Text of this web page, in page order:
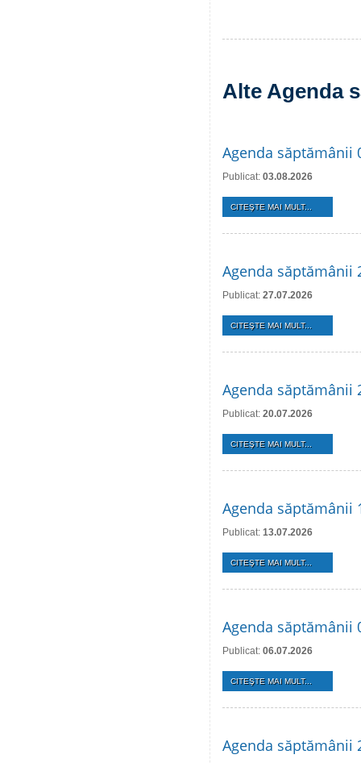
Alte Agenda
Agenda săptămânii
Publicat: 03.08.2026
CITEŞTE MAI MULT...
Agenda săptămânii
Publicat: 27.07.2026
CITEŞTE MAI MULT...
Agenda săptămânii
Publicat: 20.07.2026
CITEŞTE MAI MULT...
Agenda săptămânii
Publicat: 13.07.2026
CITEŞTE MAI MULT...
Agenda săptămânii
Publicat: 06.07.2026
CITEŞTE MAI MULT...
Agenda săptămânii